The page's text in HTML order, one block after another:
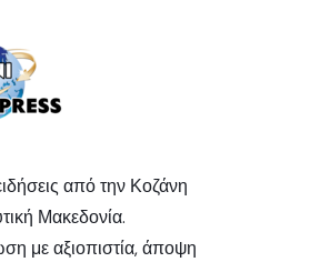
από την Κοζάνη
Μακεδονία.
με αξιοπιστία, άποψη